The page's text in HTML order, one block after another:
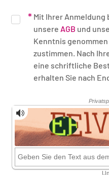
Mit Ihrer Anmeldung
unsere AGB und
Kenntnis
zustimmen. Nach Ihrer Anmeldung erhalten Sie
eine schriftliche